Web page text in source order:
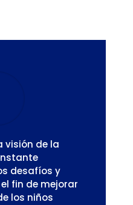
visión de la
desafíos y
fin de mejorar
los niños